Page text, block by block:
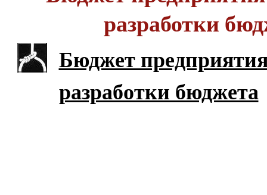
разработки
Бюджет
разработки бюджета